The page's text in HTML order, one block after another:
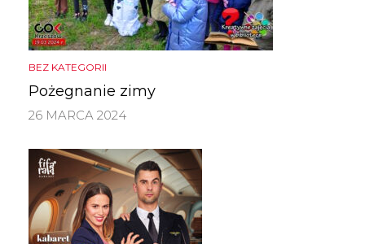
BEZ KATEGORII
Pożegnanie zimy
26 MARCA 2024